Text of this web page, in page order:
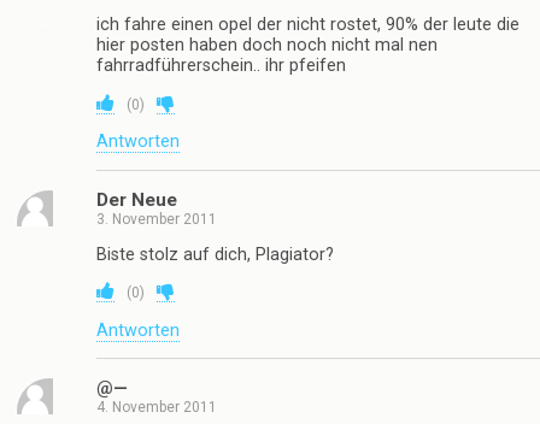
ich fahre einen opel der nicht rostet, 90% der leute die
hier posten haben doch noch nicht mal nen
fahrradführerschein.. ihr pfeifen
(0)
Antworten
Der Neue
3. November 2011
Biste stolz auf dich, Plagiator?
(0)
Antworten
@—
4. November 2011